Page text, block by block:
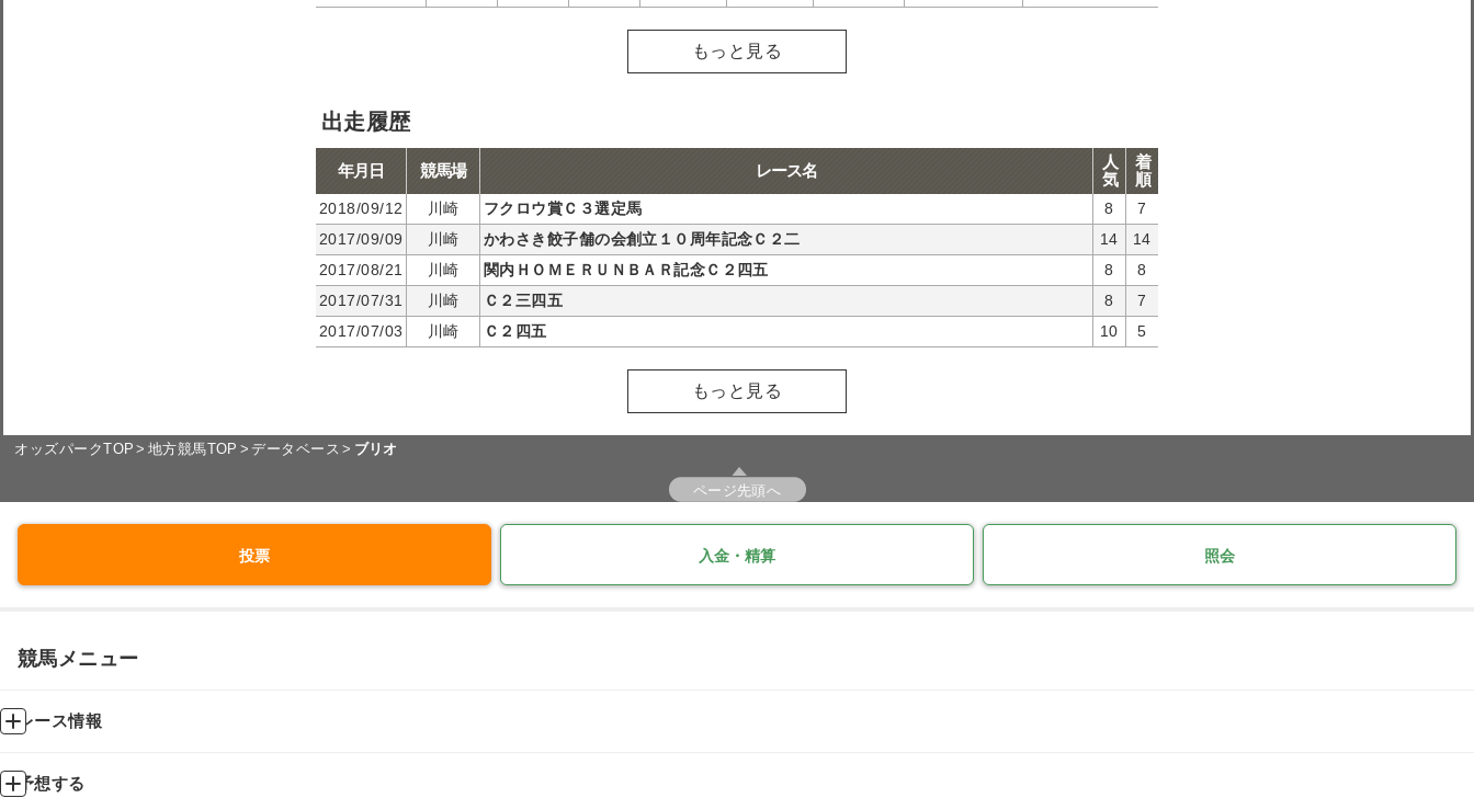
もっと見る
出走履歴
年月日 競馬場 レース名
人
気
着
順
2018/09/12 川崎 フクロウ賞Ｃ３選定馬 8
7
2017/09/09
川崎 かわさき餃子舗の会創立１０周年記念Ｃ２二 14
14
2017/08/21
川崎 関内ＨＯＭＥＲＵＮＢＡＲ記念Ｃ２四五 8
8
2017/07/31
川崎 Ｃ２三四五 8
7
2017/07/03
川崎 Ｃ２四五 10 5
もっと見る
オッズパークTOP 地方競馬TOP データベース ブリオ
ページ先頭へ
投票 入金・精算 照会
競馬メニュー
レース情報
予想する